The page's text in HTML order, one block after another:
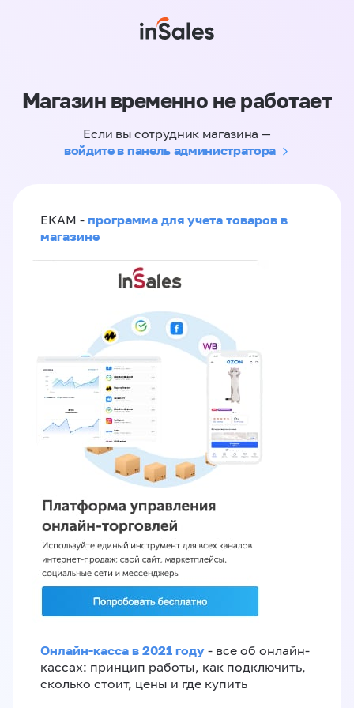
Магазин временно не работает
Если вы сотрудник магазина —
войдите в панель администратора
ЕКАМ - программа для учета товаров в
магазине
Онлайн-касса в 2021 году - все об онлайн-
кассах: принцип работы, как подключить,
сколько стоит, цены и где купить